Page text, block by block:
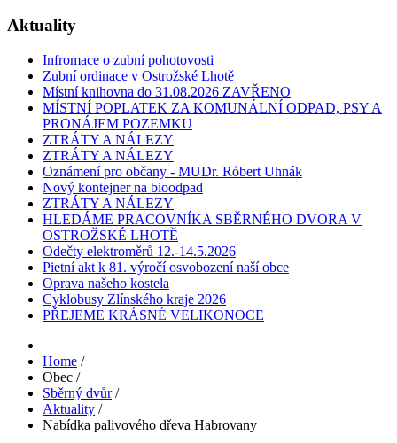
Aktuality
Infromace o zubní pohotovosti
Zubní ordinace v Ostrožské Lhotě
Místní knihovna do 31.08.2026 ZAVŘENO
MÍSTNÍ POPLATEK ZA KOMUNÁLNÍ ODPAD, PSY A
PRONÁJEM POZEMKU
ZTRÁTY A NÁLEZY
ZTRÁTY A NÁLEZY
Oznámení pro občany - MUDr. Róbert Uhnák
Nový kontejner na bioodpad
ZTRÁTY A NÁLEZY
HLEDÁME PRACOVNÍKA SBĚRNÉHO DVORA V
OSTROŽSKÉ LHOTĚ
Odečty elektroměrů 12.-14.5.2026
Pietní akt k 81. výročí osvobození naší obce
Oprava našeho kostela
Cyklobusy Zlínského kraje 2026
PŘEJEME KRÁSNÉ VELIKONOCE
Home /
Obec /
Sběrný dvůr /
Aktuality /
Nabídka palivového dřeva Habrovany